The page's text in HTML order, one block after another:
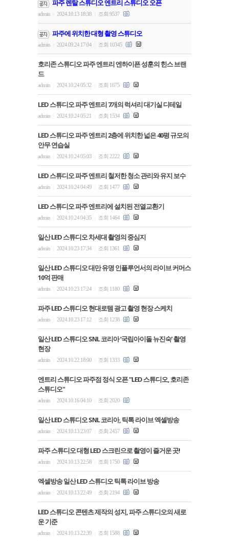
파주 렌탈 스튜디오 엔트리 스튜디오 오픈
admin 2024.10.13 18:38 조회 9537
파주에 위치한 대형 촬영 스튜디오
admin 2024.09.24 17:04 조회 10345
호리존 스튜디오 파주 엔트리 엔하이픈 성훈의 힌스 브랜
드
admin 2024.10.24 05:32 조회 1675
LED 스튜디오 파주 엔트리 7개의 럭셔리 대기실 디테일
admin 2024.10.24 05:21 조회 1534
LED 스튜디오 파주 엔트리 2층에 위치한 넓은 40평 규모의
안무 연습실
admin 2024.10.24 05:03 조회 2222
LED 스튜디오 파주 엔트리 철저한 청소 관리와 유지 보수
admin 2024.10.24 04:49 조회 1477
LED 스튜디오 파주 엔트리에 설치된 전열교환기
admin 2024.10.24 04:35 조회 1464
일산 LED 스튜디오 차세대 촬영의 중심지
admin 2024.10.23 17:34 조회 1361
일산 LED 스튜디오 대만 유명 인플루언서의 라이브 커머스
10억 판매
admin 2024.10.23 17:24 조회 1180
파주 LED 스튜디오 현대로템 광고 촬영 현장 스케치
admin 2024.10.23 17:12 조회 1238
일산 LED 스튜디오 SNL 코리아 ‘국립아이돌 뉴진숙’ 촬영
현장
admin 2024.10.22 18:00 조회 1333
엔트리 스튜디오 파주점 정식 오픈 "LED 스튜디오, 호리존
스튜디오"
admin 2024.10.16 04:10 조회 2020
일산 LED 스튜디오 SNL 코리아, 틱톡 라이브 엑셀방송
admin 2024.10.13 23:07 조회 2457
파주 스튜디오 대형 LED 스크린으로 촬영이 즐거운 곳!
admin 2024.10.13 22:58 조회 1750
엑셀방송 일산 LED 스튜디오 틱톡 라이브 방송
admin 2024.10.13 22:49 조회 2194
LED 스튜디오 콘텐츠 제작의 성지, 파주 스튜디오의 새로
운 기준
admin 2024.10.13 22:39 조회 1588